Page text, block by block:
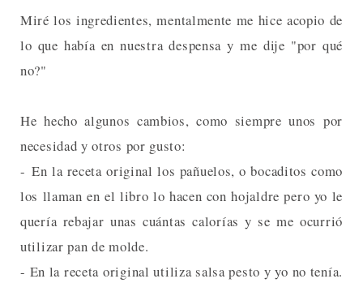
Miré los ingredientes, mentalmente me hice acopio de
lo que había en nuestra despensa y me dije "por qué
no?"
He hecho algunos cambios, como siempre unos por
necesidad y otros por gusto:
- En la receta original los pañuelos, o bocaditos como
los llaman en el libro lo hacen con hojaldre pero yo le
quería rebajar unas cuántas calorías y se me ocurrió
utilizar pan de molde.
- En la receta original utiliza salsa pesto y yo no tenía.